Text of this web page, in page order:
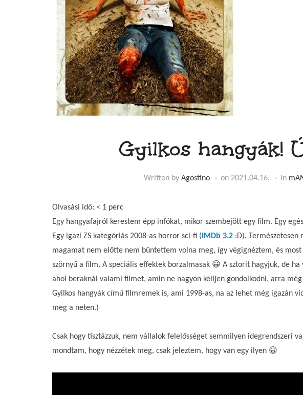
Gyilkos hangyák!
Written by Agostino on 2021.04.16. in
Olvasási idő: < 1 perc
Egy hangyafajról kerestem épp infókat, mikor szembejött egy film. Egy
Egy igazi ZS kategóriás 2008-as horror sci-fi ( IMDb 3.2 :D). Természetesen
magamat nem előtte nem büntettem volna meg, így végignéztem, és
szörnyű a film. A speciális effektek borzalmasak 😀 A sztorit hagyjuk, de ha
ahol beraknál valami filmet, amin ne nagyon kelljen gondolkodni, arra
Gyilkos hangyák című filmremek is, ami 1998-as, na az lehet még igazán
meg a neten.)
Csak hogy tisztázzuk, nem vállalok felelősséget semmilyen idegrendszeri
mondtam, hogy nézzétek meg, csak jeleztem, hogy van egy ilyen 😀